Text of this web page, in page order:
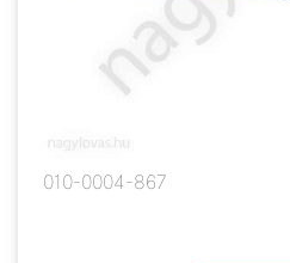
010-0004-867